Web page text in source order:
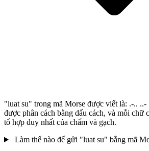
"luat su" trong mã Morse được viết là: .-..
được phân cách bằng dấu cách, và mỗi chữ
tổ hợp duy nhất của chấm và gạch.
Làm thế nào để gửi "luat su" bằng mã